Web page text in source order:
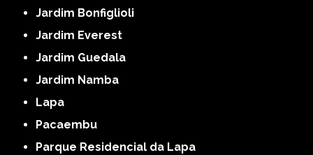
Jardim Bonfiglioli
Jardim Everest
Jardim Guedala
Jardim Namba
Lapa
Pacaembu
Parque Residencial da Lapa